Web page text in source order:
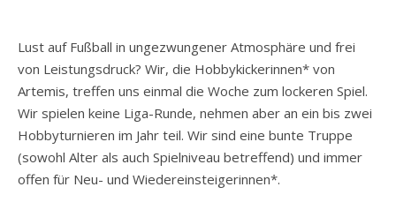
Lust auf Fußball in ungezwungener Atmosphäre und frei
von Leistungsdruck? Wir, die Hobbykickerinnen* von
Artemis, treffen uns einmal die Woche zum lockeren Spiel.
Wir spielen keine Liga-Runde, nehmen aber an ein bis zwei
Hobbyturnieren im Jahr teil. Wir sind eine bunte Truppe
(sowohl Alter als auch Spielniveau betreffend) und immer
offen für Neu- und Wiedereinsteigerinnen*.